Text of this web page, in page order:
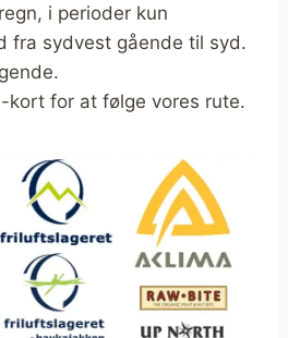
i perioder kun
fra sydvest gående til syd.
kort for at følge vores rute.